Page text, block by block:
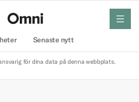
Senaste nytt
meny
för dina data på denna webbplats.